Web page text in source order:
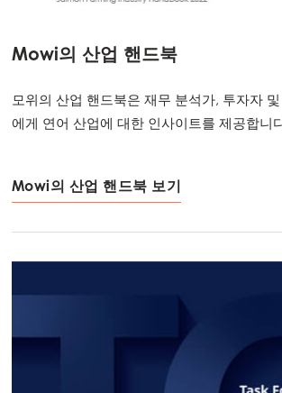
Mowi의 산업 핸드북
모위의 산업 핸드북은 재무 분석가, 투자자
에게 연어 산업에 대한 인사이트를 제공합니
Mowi의 산업 핸드북 보기